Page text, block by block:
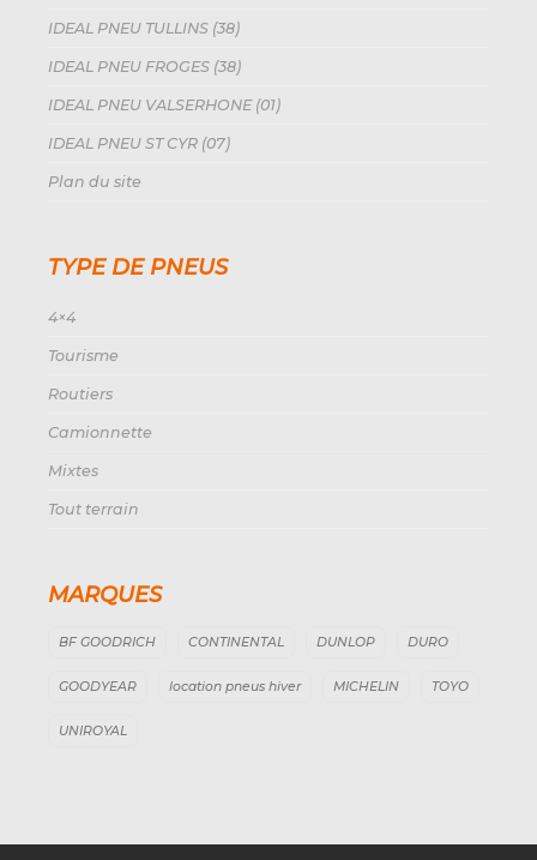
IDEAL PNEU TULLINS (38)
IDEAL PNEU FROGES (38)
IDEAL PNEU VALSERHONE (01)
IDEAL PNEU ST CYR (07)
Plan du site
TYPE DE PNEUS
4×4
Tourisme
Routiers
Camionnette
Mixtes
Tout terrain
MARQUES
BF GOODRICH CONTINENTAL DUNLOP DURO
GOODYEAR location pneus hiver MICHELIN TOYO
UNIROYAL